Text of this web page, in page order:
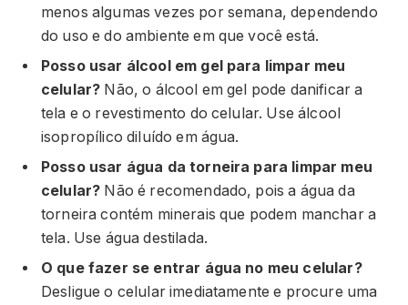
menos algumas vezes por semana, dependendo
do uso e do ambiente em que você está.
Posso usar álcool em gel para limpar meu
celular? Não, o álcool em gel pode danificar a
tela e o revestimento do celular. Use álcool
isopropílico diluído em água.
Posso usar água da torneira para limpar meu
celular? Não é recomendado, pois a água da
torneira contém minerais que podem manchar a
tela. Use água destilada.
O que fazer se entrar água no meu celular?
Desligue o celular imediatamente e procure uma